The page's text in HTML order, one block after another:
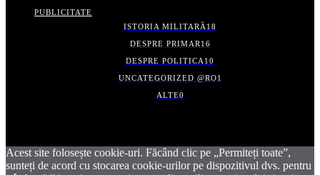
PUBLICITATE
ISTORIA MILITARĂ 18
DESPRE PRIMAR 16
DESPRE POLITICA 10
UNCATEGORIZED @RO1
ALTE0
Acest site folosește cookie-uri. Făcând clic pe „Permiteți toate”,
sunteți de acord cu stocarea cookie-urilor pe dispozitivul dvs. pentru